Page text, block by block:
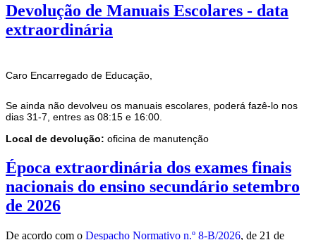
Devolução de Manuais Escolares - data
extraordinária
Caro Encarregado de Educação,
Se ainda não devolveu os manuais escolares, poderá fazê-lo nos
dias 31-7, entres as 08:15 e 16:00.
Local de devolução: oficina de manutenção
Época extraordinária dos exames finais
nacionais do ensino secundário setembro
de 2026
De acordo com o Despacho Normativo n.º 8-B/2026, de 21 de